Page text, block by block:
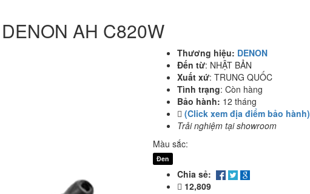
AH C820W
Thương hiệu: DENON
Đến từ: NHẬT BẢN
Xuất xứ: TRUNG QUỐC
Tình trạng: Còn hàng
Bảo hành: 12 tháng
(Click xem địa điểm bảo hành)
Trải nghiệm tại showroom
Màu sắc:
Đen
Chia sẻ:
12,809